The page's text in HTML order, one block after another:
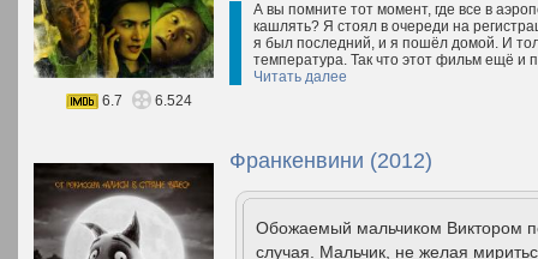
А вы помните тот момент, где все в
кашлять? Я стоял в очереди на
я был последний, и я пошёл домой. И
температура. Так что этот фильм ещё и
Читать далее
6.7
6.524
Франкенвини (2012)
Обожаемый мальчиком Виктором
случая. Мальчик, не желая